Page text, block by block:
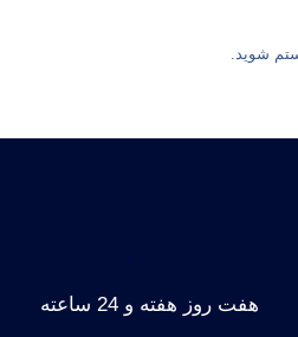
شوید.
.
هفت روز هفته و 24 ساعته